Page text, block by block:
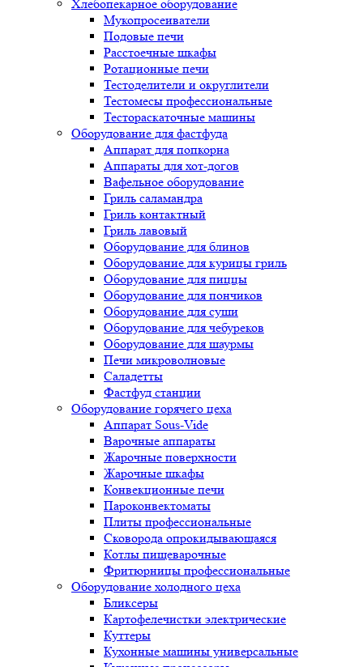
Хлебопекарное оборудование
Мукопросеиватели
Подовые печи
Расстоечные шкафы
Ротационные печи
Тестоделители и округлители
Тестомесы профессиональные
Тестораскаточные машины
Оборудование для фастфуда
Аппарат для попкорна
Аппараты для хот-догов
Вафельное оборудование
Гриль саламандра
Гриль контактный
Гриль лавовый
Оборудование для блинов
Оборудование для курицы гриль
Оборудование для пиццы
Оборудование для пончиков
Оборудование для суши
Оборудование для чебуреков
Оборудование для шаурмы
Печи микроволновые
Саладетты
Фастфуд станции
Оборудование горячего цеха
Аппарат Sous-Vide
Варочные аппараты
Жарочные поверхности
Жарочные шкафы
Конвекционные печи
Пароконвектоматы
Плиты профессиональные
Сковорода опрокидывающаяся
Котлы пищеварочные
Фритюрницы профессиональные
Оборудование холодного цеха
Бликсеры
Картофелечистки электрические
Куттеры
Кухонные машины универсальные